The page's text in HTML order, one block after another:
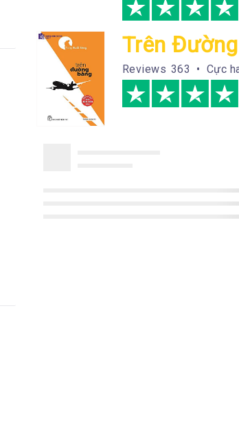
Trên
Reviews 363 • Cực